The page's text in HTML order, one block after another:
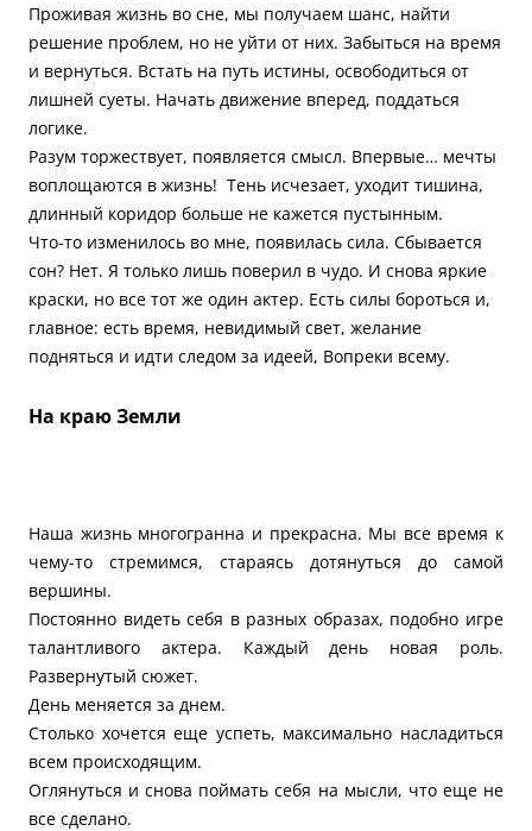
Проживая жизнь во сне, мы получаем шанс, найти
решение проблем, но не уйти от них. Забыться на время
и вернуться. Встать на путь истины, освободиться от
лишней суеты. Начать движение вперед, поддаться
логике.
Разум торжествует, появляется смысл. Впервые… мечты
воплощаются в жизнь! Тень исчезает, уходит тишина,
длинный коридор больше не кажется пустынным.
Что-то изменилось во мне, появилась сила. Сбывается
сон? Нет. Я только лишь поверил в чудо. И снова яркие
краски, но все тот же один актер. Есть силы бороться и,
главное: есть время, невидимый свет, желание
подняться и идти следом за идеей, Вопреки всему.
На краю Земли
Наша жизнь многогранна и прекрасна. Мы все время к
чему-то стремимся, стараясь дотянуться до самой
вершины.
Постоянно видеть себя в разных образах, подобно игре
талантливого актера. Каждый день новая роль.
Развернутый сюжет.
День меняется за днем.
Столько хочется еще успеть, максимально насладиться
всем происходящим.
Оглянуться и снова поймать себя на мысли, что еще не
все сделано.